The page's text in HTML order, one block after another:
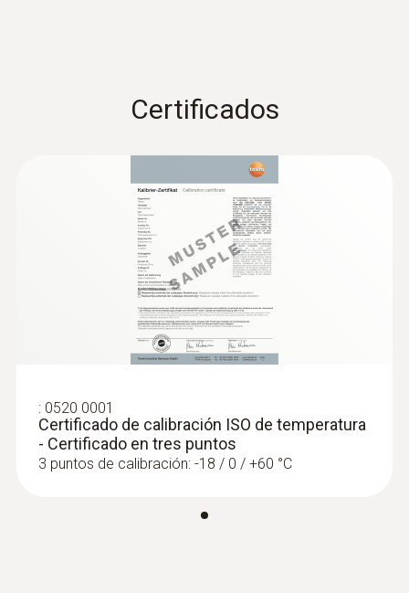
Punta de medición de inmersión
Punta de medición especialmente larga
Certificados
: 0520 0001
Certificado de calibración ISO de temperatura
- Certificado en tres puntos
3 puntos de calibración: -18 / 0 / +60 °C